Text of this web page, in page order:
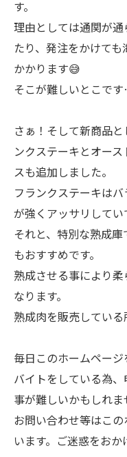
す。
理由としては通関が
たり、発注をかけて
かかります😅
そこが難しいとこで
さぁ！そして新商品
ンクステーキとオー
スも追加しました。
フランクステーキは
が強くアッサリしてい
それと、特別な熟成
もおすすめです。
熟成させる事により
なります。
熟成肉を販売している
毎日このホームペー
バイトをしている為
事が難しいかもしれま
お問い合わせ等はこ
います。ご迷惑をお